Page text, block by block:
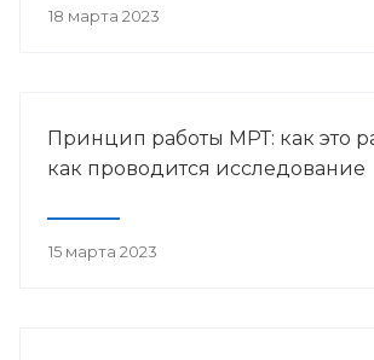
18 марта 2023
Принцип работы МРТ: как это
как проводится исследование
15 марта 2023